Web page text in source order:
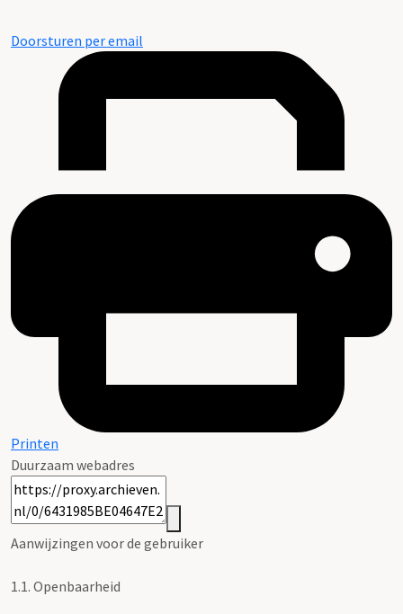
Doorsturen per email
Printen
Duurzaam webadres
Aanwijzingen voor de gebruiker
1.1. Openbaarheid